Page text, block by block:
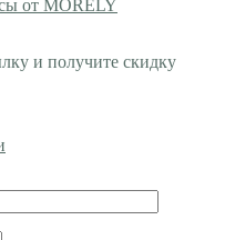
от MORELY
и получите скидку